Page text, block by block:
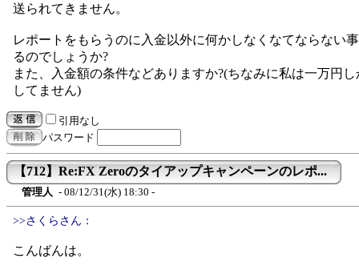
送られてきません。
レポートをもらうのに入金以外に何かしなくなてならない
るのでしょうか?
また、入金額の条件などありますか?(ちなみに私は一万円
してません)
引用なし
パスワード
【712】Re:FX Zeroのタイアップキャンペーンのレポ...
管理人 - 08/12/31(水) 18:30 -
>>さくらさん：
こんばんは。